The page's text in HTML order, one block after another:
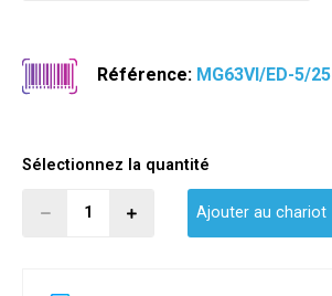
Référence: MG63VI/ED-5/25
Sélectionnez la quantité
Ajouter au chariot